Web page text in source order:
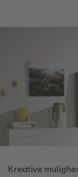
Kreative